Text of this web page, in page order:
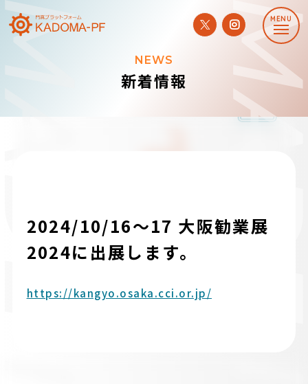
NEWS
新着情報
2024/10/16〜17 大阪勧業展
2024に出展します。
https://kangyo.osaka.cci.or.jp/